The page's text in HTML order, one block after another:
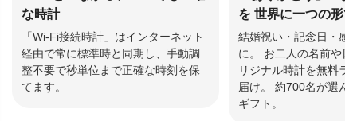
な時計
「Wi-Fi接続時計」はインターネット
経由で常に標準時と同期し、手動調
整不要で秒単位まで正確な時刻を保
てます。
を 世界に一つの形
結婚祝い・記念日・感
に。 お二人の名前や日
リジナル時計を無料ラ
届け。 約700名が選ん
ギフト。